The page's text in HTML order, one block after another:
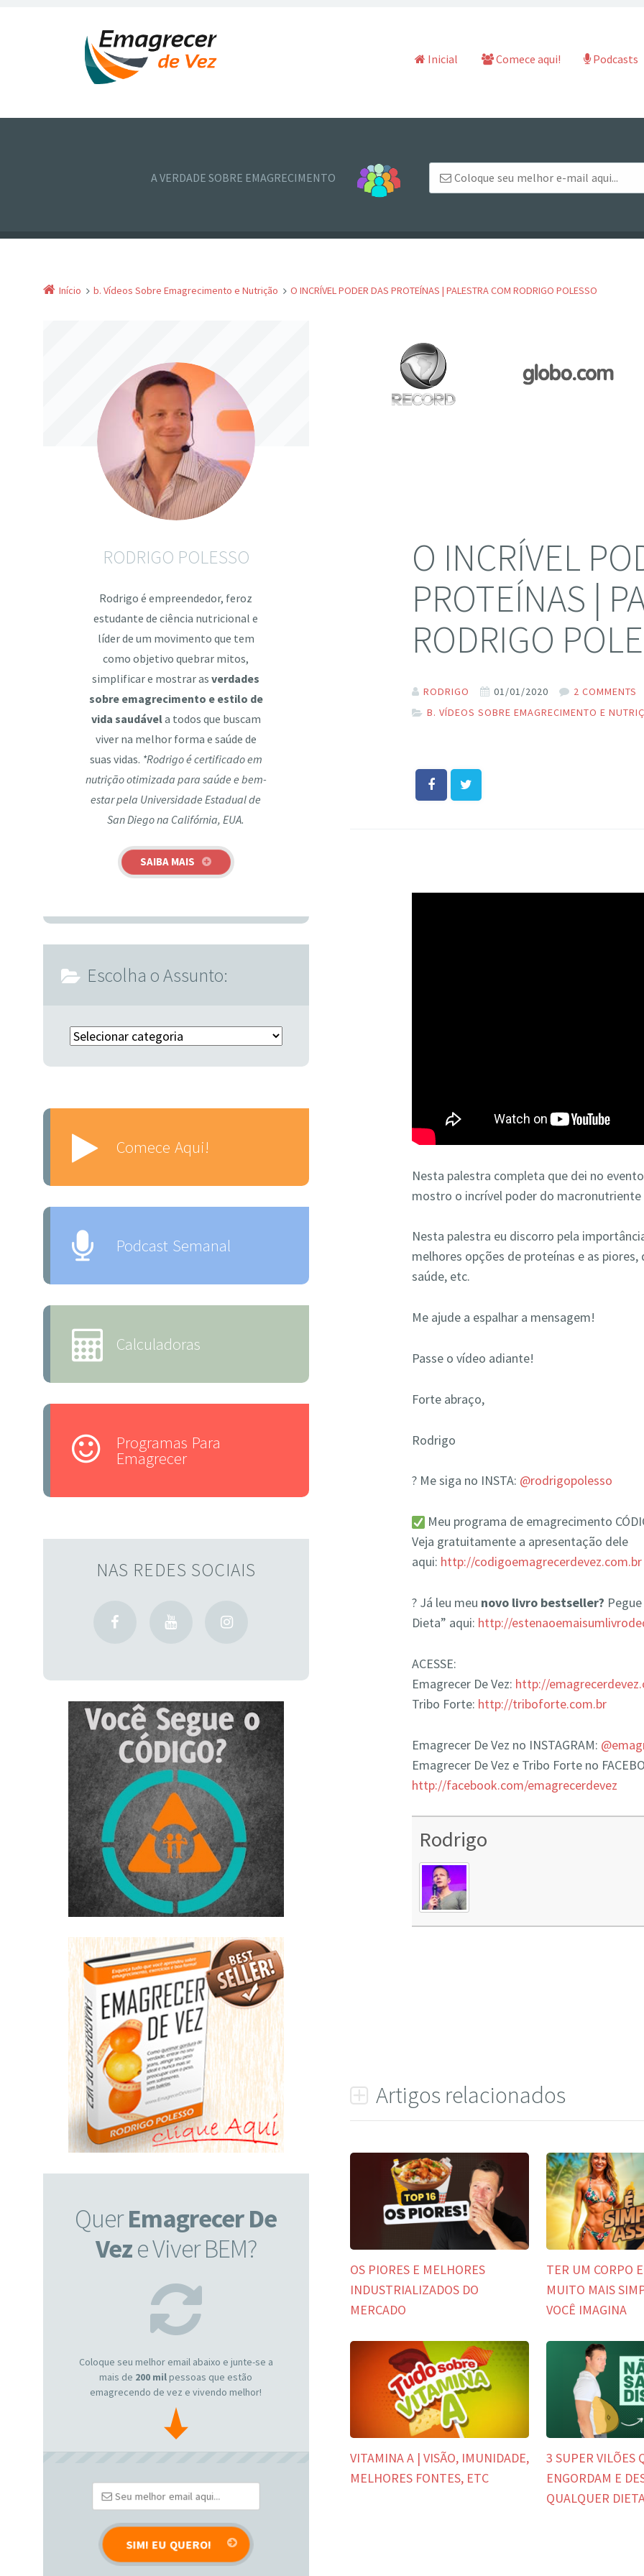
Pular para o conteúdo
Inicial Comece aqui! Podcasts
A VERDADE SOBRE EMAGRECIMENTO
Início b. Vídeos Sobre Emagrecimento e Nutrição O INCRÍVEL PODER DAS PROTEÍNAS | PALESTRA COM RODRIGO POLESSO
O INCRÍVEL
PROTEÍNAS |
RODRIGO
RODRIGO 01/01/2020
2 COMMENTS
B. VÍDEOS SOBRE EMAGRECIMENTO E
Nesta palestra completa que dei no
mostro o incrível poder do
Nesta palestra eu discorro pela
melhores opções de proteínas e as
saúde, etc.
Me ajude a espalhar a mensagem!
Passe o vídeo adiante!
Forte abraço,
Rodrigo
? Me siga no INSTA: @rodrigopolesso
Meu programa de emagrecimento
Veja gratuitamente a apresentação dele
aqui: http://codigoemagrecerdevez.com.br
? Já leu meu novo livro bestseller?
Dieta” aqui: http://
ACESSE:
Emagrecer De Vez: http://
Tribo Forte: http://triboforte.com.br
Emagrecer De Vez no INSTAGRAM:
Emagrecer De Vez e Tribo Forte no
http://facebook.com/emagrecerdevez
Rodrigo
Artigos relacionados
OS PIORES E MELHORES
INDUSTRIALIZADOS DO
MERCADO
TER UM CORPO
MUITO MAIS
VOCÊ IMAGINA
VITAMINA A | VISÃO, IMUNIDADE,
MELHORES FONTES, ETC
3 SUPER VILÕES
ENGORDAM E
QUALQUER
RODRIGO POLESSO
Rodrigo é empreendedor, feroz
estudante de ciência nutricional e
líder de um movimento que tem
como objetivo quebrar mitos,
simplificar e mostrar asverdades
sobre emagrecimento e estilo de
vida saudávela todos que buscam
viver na melhor forma e saúde de
suas vidas. *Rodrigo é certificado em
nutrição otimizada para saúde e bem-
estar pela Universidade Estadual de
San Diego na Califórnia, EUA.
SAIBA MAIS
Escolha o Assunto:
Escolha o Assunto:
Comece Aqui!
Podcast Semanal
Calculadoras
Programas Para
Emagrecer
NAS REDES SOCIAIS
QuerEmagrecer De
Veze Viver BEM?
Coloque seu melhor email abaixo e junte-se a
mais de 200 mil pessoas que estão
emagrecendo de vez e vivendo melhor!